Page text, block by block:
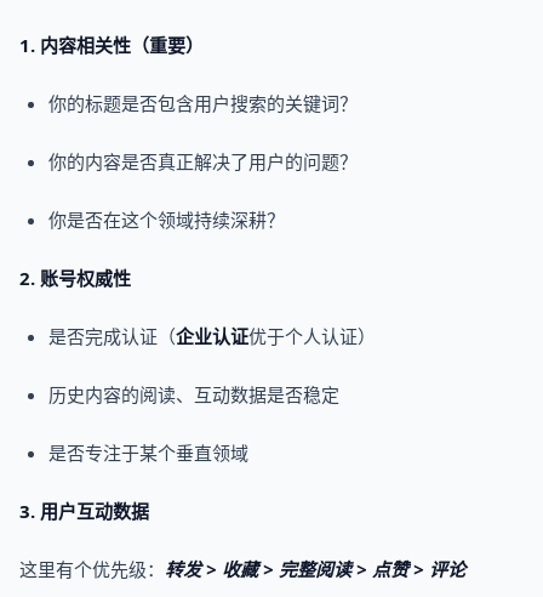
1. 内容相关性（重要）
你的标题是否包含用户搜索的关键词？
你的内容是否真正解决了用户的问题？
你是否在这个领域持续深耕？
2. 账号权威性
是否完成认证（企业认证优于个人认证）
历史内容的阅读、互动数据是否稳定
是否专注于某个垂直领域
3. 用户互动数据
这里有个优先级： 转发 > 收藏 > 完整阅读 > 点赞 > 评论